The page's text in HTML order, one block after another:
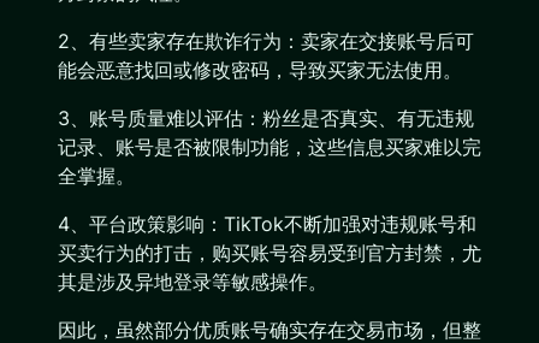
2、有些卖家存在欺诈行为：卖家在交接账号后可
能会恶意找回或修改密码，导致买家无法使用。
3、账号质量难以评估：粉丝是否真实、有无违规
记录、账号是否被限制功能，这些信息买家难以完
全掌握。
4、平台政策影响：TikTok不断加强对违规账号和
买卖行为的打击，购买账号容易受到官方封禁，尤
其是涉及异地登录等敏感操作。
因此，虽然部分优质账号确实存在交易市场，但整